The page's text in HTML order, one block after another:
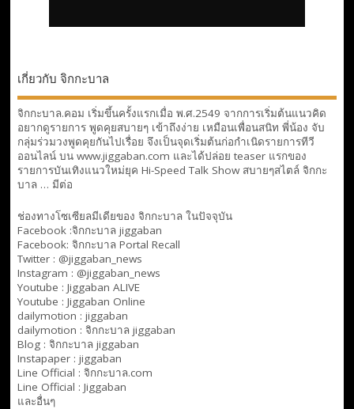
เกี่ยวกับ จิกกะบาล
จิกกะบาล.คอม เริ่มขึ้นครั้งแรกเมื่อ พ.ศ.2549 จากการเริ่มต้นแนวคิด
อยากดูรายการ พูดคุยสบายๆ เข้าถึงง่าย เหมือนเพื่อนสนิท พี่น้อง จับ
กลุ่มร่วมวงพูดคุยกันไปเรื่อย จึงเป็นจุดเริ่มต้นก่อกำเนิดรายการทีวี
ออนไลน์ บน www.jiggaban.com และได้ปล่อย teaser แรกของ
รายการบันเทิงแนวใหม่ยุค Hi-Speed Talk Show สบายๆสไตล์ จิกกะ
บาล … มีต่อ
ช่องทางโซเซียลมีเดียของ จิกกะบาล ในปัจจุบัน
Facebook :จิกกะบาล jiggaban
Facebook: จิกกะบาล Portal Recall
Twitter : @jiggaban_news
Instagram : @jiggaban_news
Youtube : Jiggaban ALIVE
Youtube : Jiggaban Online
dailymotion : jiggaban
dailymotion : จิกกะบาล jiggaban
Blog : จิกกะบาล jiggaban
Instapaper : jiggaban
Line Official : จิกกะบาล.com
Line Official : Jiggaban
และอื่นๆ